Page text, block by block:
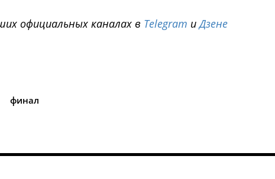
официальных каналах в Telegram иДзене
финал